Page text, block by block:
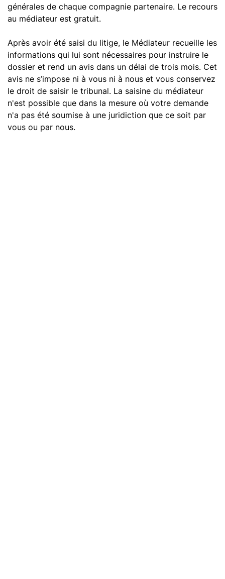
générales de chaque compagnie partenaire. Le recours
au médiateur est gratuit.
Après avoir été saisi du litige, le Médiateur recueille les
informations qui lui sont nécessaires pour instruire le
dossier et rend un avis dans un délai de trois mois. Cet
avis ne s’impose ni à vous ni à nous et vous conservez
le droit de saisir le tribunal. La saisine du médiateur
n'est possible que dans la mesure où votre demande
n'a pas été soumise à une juridiction que ce soit par
vous ou par nous.